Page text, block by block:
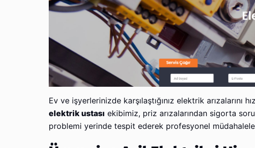
Ev ve işyerlerinizde karşılaştığınız elektrik
elektrik ustası ekibimiz, priz arızalarından sigorta
problemi yerinde tespit ederek profesyonel